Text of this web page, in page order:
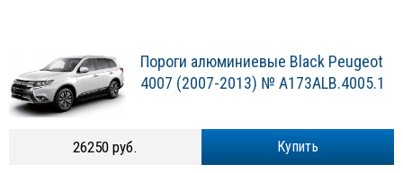
Пороги алюминиевые Black Peugeot
4007 (2007-2013) № A173ALB.4005.1
Купить
26250 руб.